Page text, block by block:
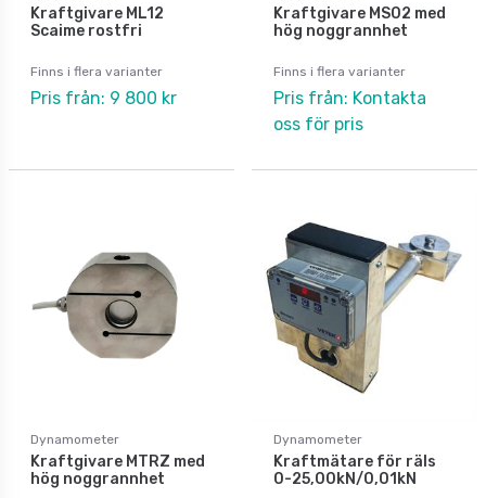
Kraftgivare ML12
Scaime rostfri
Finns i flera varianter
Pris från: 9 800 kr
Kraftgivare MS02 med
hög noggrannhet
Finns i flera varianter
Pris från: Kontakta
oss för pris
Dynamometer
Kraftgivare MTRZ med
hög noggrannhet
Dynamometer
Kraftmätare för räls
0-25,00kN/0,01kN